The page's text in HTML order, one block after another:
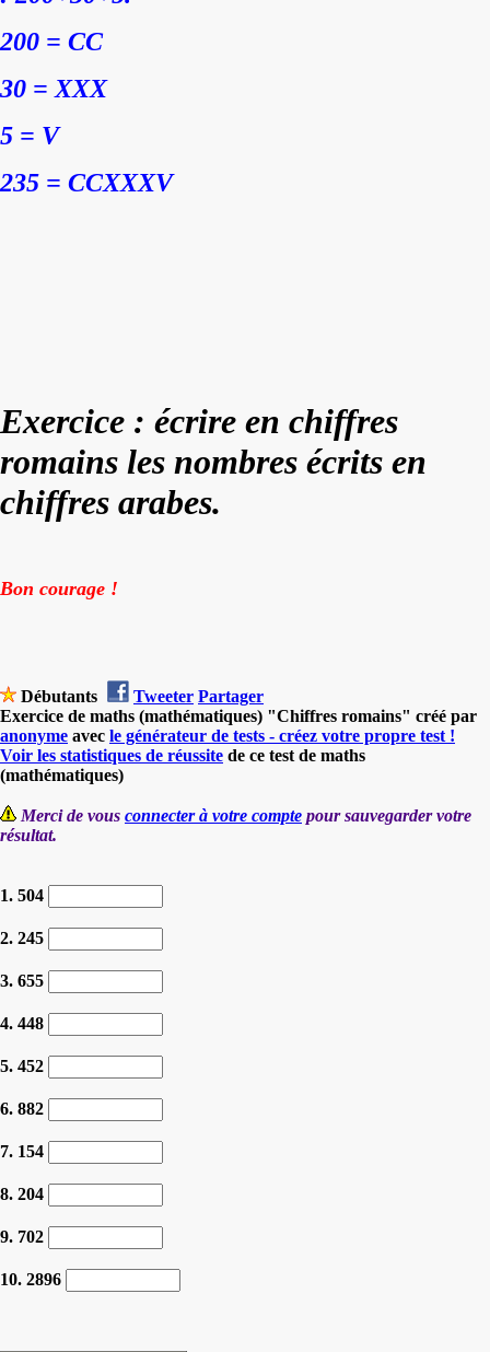
200 = CC
30 = XXX
5 = V
235 = CCXXXV
Exercice : écrire en chiffres
romains les nombres écrits en
chiffres arabes.
Bon courage !
Débutants Tweeter Partager
Exercice de maths (mathématiques) "Chiffres romains" créé par
anonyme avec le générateur de tests - créez votre propre test !
Voir les statistiques de réussite de ce test de maths
(mathématiques)
Merci de vous connecter à votre compte pour sauvegarder votre
résultat.
1. 504
2. 245
3. 655
4. 448
5. 452
6. 882
7. 154
8. 204
9. 702
10. 2896